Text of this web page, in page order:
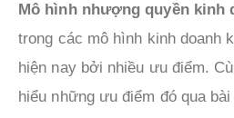
Mô hình nhượng quyền kinh
trong các mô hình kinh doanh
hiện nay bởi nhiều ưu điểm.
hiểu những ưu điểm đó qua